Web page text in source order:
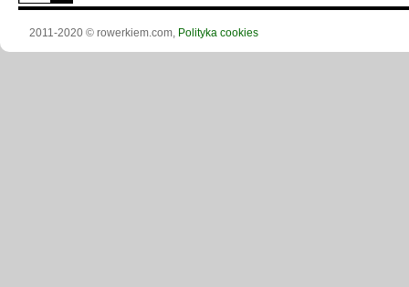
2011-2020 © rowerkiem.com, Polityka cookies